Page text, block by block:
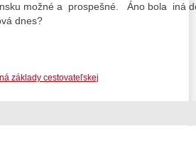
možné a prospešné. Áno bola iná
dnes?
základy cestovateľskej